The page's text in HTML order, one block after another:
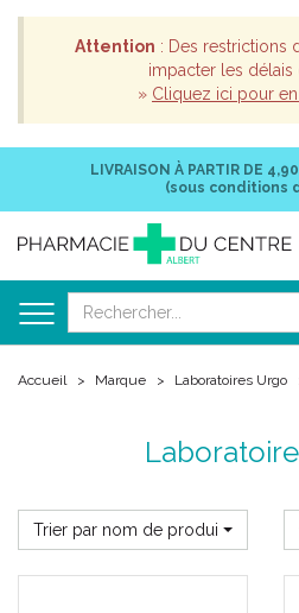
Attention : Des restrictions
impacter les délais
» Cliquez ici pour
LIVRAISON À PARTIR DE
(sous conditions
Accueil Marque Laboratoires Urgo
Trier par nom de produit